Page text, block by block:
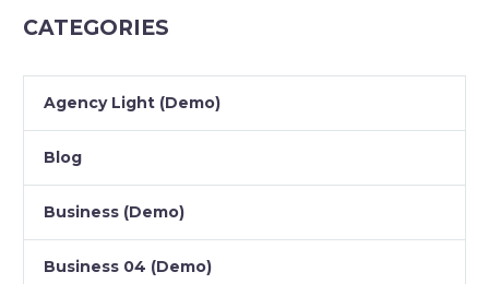
CATEGORIES
Agency Light (Demo)
Blog
Business (Demo)
Business 04 (Demo)